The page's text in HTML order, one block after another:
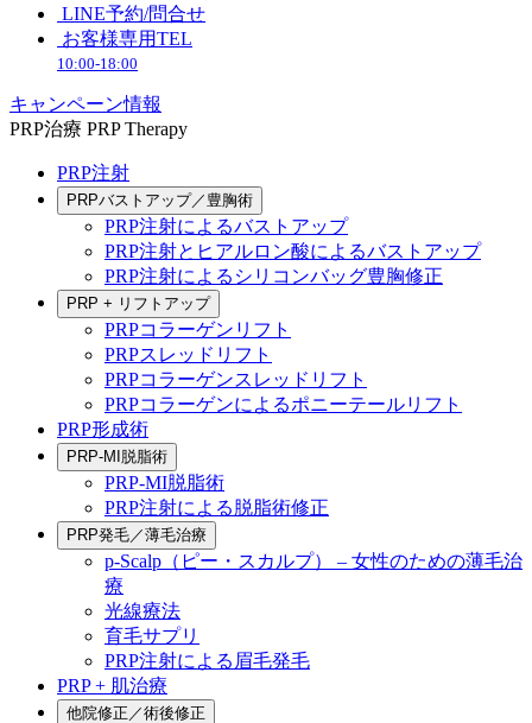
LINE予約/問合せ
お客様専用TEL
10:00-18:00
キャンペーン情報
PRP治療 PRP Therapy
PRP注射
PRPバストアップ／豊胸術
PRP注射によるバストアップ
PRP注射とヒアルロン酸によるバストアップ
PRP注射によるシリコンバッグ豊胸修正
PRP + リフトアップ
PRPコラーゲンリフト
PRPスレッドリフト
PRPコラーゲンスレッドリフト
PRPコラーゲンによるポニーテールリフト
PRP形成術
PRP-MI脱脂術
PRP-MI脱脂術
PRP注射による脱脂術修正
PRP発毛／薄毛治療
p-Scalp（ピー・スカルプ） – 女性のための薄毛治
療
光線療法
育毛サプリ
PRP注射による眉毛発毛
PRP + 肌治療
他院修正／術後修正